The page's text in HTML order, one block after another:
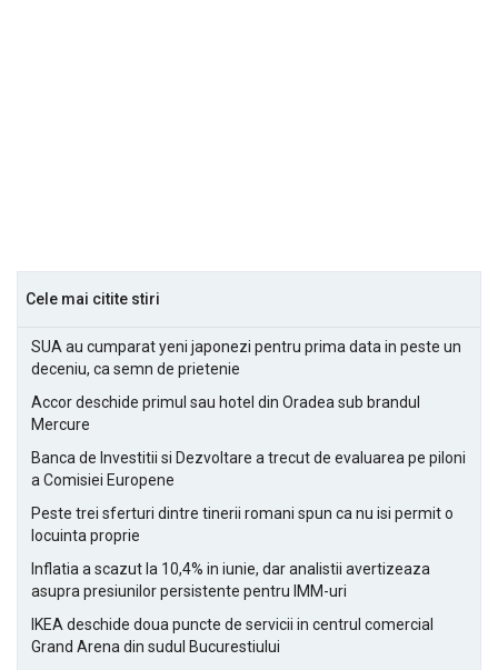
Cele mai citite stiri
SUA au cumparat yeni japonezi pentru prima data in peste un
deceniu, ca semn de prietenie
Accor deschide primul sau hotel din Oradea sub brandul
Mercure
Banca de Investitii si Dezvoltare a trecut de evaluarea pe piloni
a Comisiei Europene
Peste trei sferturi dintre tinerii romani spun ca nu isi permit o
locuinta proprie
Inflatia a scazut la 10,4% in iunie, dar analistii avertizeaza
asupra presiunilor persistente pentru IMM-uri
IKEA deschide doua puncte de servicii in centrul comercial
Grand Arena din sudul Bucurestiului